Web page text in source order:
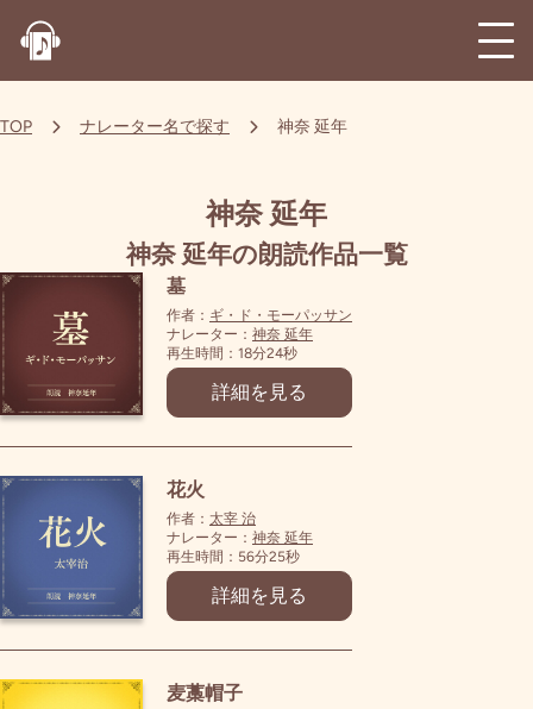
TOP ナレーター名で探す 神奈 延年
神奈 延年
神奈 延年の朗読作品一覧
墓
作者： ギ・ド・モーパッサン
ナレーター： 神奈 延年
再生時間：18分24秒
詳細を見る
花火
作者： 太宰 治
ナレーター： 神奈 延年
再生時間：56分25秒
詳細を見る
麦藁帽子